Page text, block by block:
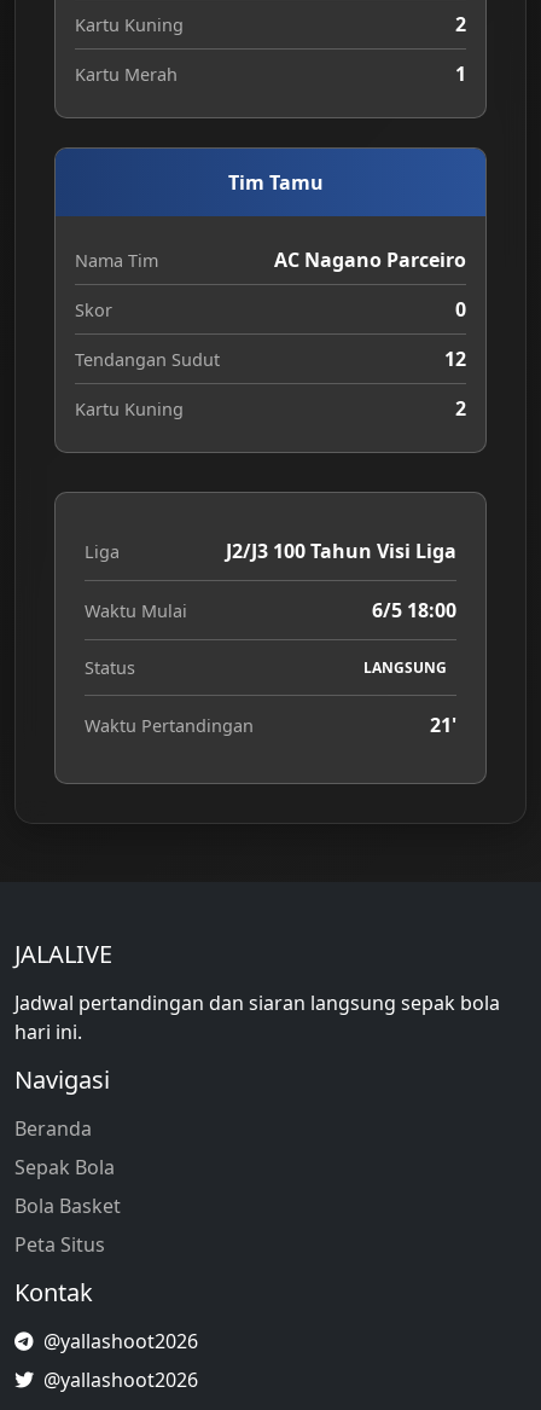
Kartu Kuning 2
Kartu Merah 1
Tim Tamu
Nama Tim AC Nagano Parceiro
Skor 0
Tendangan Sudut 12
Kartu Kuning 2
Liga J2/J3 100 Tahun Visi Liga
Waktu Mulai 6/5 18:00
Status LANGSUNG
Waktu Pertandingan 21'
JALALIVE
Jadwal pertandingan dan siaran langsung sepak bola
hari ini.
Navigasi
Beranda
Sepak Bola
Bola Basket
Peta Situs
Kontak
@yallashoot2026
@yallashoot2026